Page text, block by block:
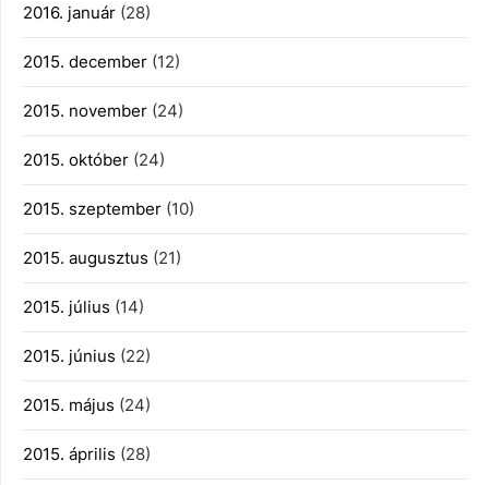
2016. január (28)
2015. december (12)
2015. november (24)
2015. október (24)
2015. szeptember (10)
2015. augusztus (21)
2015. július (14)
2015. június (22)
2015. május (24)
2015. április (28)